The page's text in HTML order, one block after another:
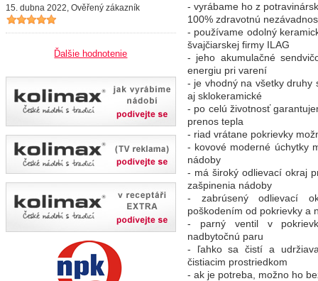
- vyrábame ho z
100% zdravotnú
- používame odolný
švajčiarskej firmy ILAG
- jeho akumulačné
energiu pri varení
- je vhodný na všetky druhy
aj sklokeramické
- po celú životnosť
prenos tepla
- riad vrátane pokrievky
- kovové moderné úchytky
nádoby
- má široký odlievací okraj
zašpinenia nádoby
- zabrúsený odlievací
poškodením od pokrievky a
- parný ventil v
nadbytočnú paru
- ľahko sa čistí a
čistiacim prostriedkom
- ak je potreba, možno ho
15. dubna 2022, Ověřený zákazník
Ďalšie hodnotenie